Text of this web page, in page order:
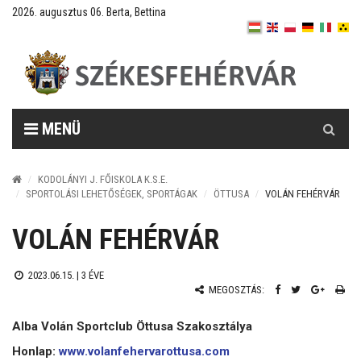
2026. augusztus 06. Berta, Bettina
MENÜ
KODOLÁNYI J. FŐISKOLA K.S.E.
SPORTOLÁSI LEHETŐSÉGEK, SPORTÁGAK
ÖTTUSA VOLÁN FEHÉRVÁR
VOLÁN FEHÉRVÁR
2023.06.15. | 3 ÉVE
MEGOSZTÁS:
Alba Volán Sportclub Öttusa Szakosztálya
Honlap:www.volanfehervarottusa.com